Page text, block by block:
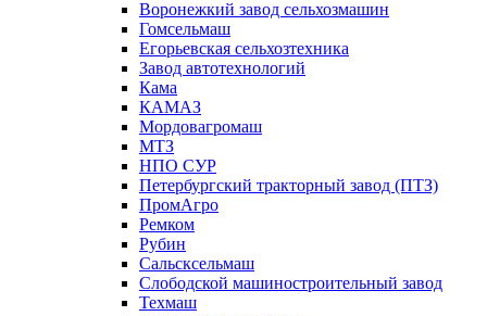
Воронежкий завод сельхозмашин
Гомсельмаш
Егорьевская сельхозтехника
Завод автотехнологий
Кама
КАМАЗ
Мордовагромаш
МТЗ
НПО СУР
Петербургский тракторный завод (ПТЗ)
ПромАгро
Ремком
Рубин
Сальскcельмаш
Слободской машиностроительный завод
Техмаш